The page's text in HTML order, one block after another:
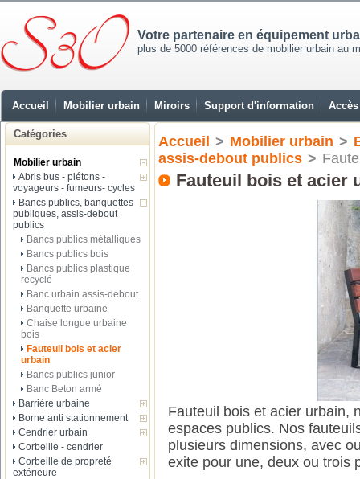
Votre partenaire en équipement
plus de 5000 références de mobilier urbain au
Accueil Mobilier urbain Miroirs Support d'information
Catégories
Mobilier urbain
Abris bus - piétons -
voyageurs - fumeurs- cycles
Bancs publics, banquettes
publiques, assis-debout
publics
Bancs publics métalliques
Bancs publics bois
Bancs publics plastique
recyclé
Banc urbain assis-debout
Banquette urbaine
Chaise longue urbaine
bois
Fauteuil bois et acier
urbain
Bancs publics junior
Banc Beton armé
Barrière urbaine
Borne anti stationnement
Cendrier urbain
Corbeille - cendrier
Corbeille de propreté
extérieure
Accueil > Mobilier urbain >
assis-debout publics >
Fauteuil bois et acier
Fauteuil bois et acier urbain,
espaces publics. Nos
plusieurs dimensions, avec
exite pour une, deux ou trois